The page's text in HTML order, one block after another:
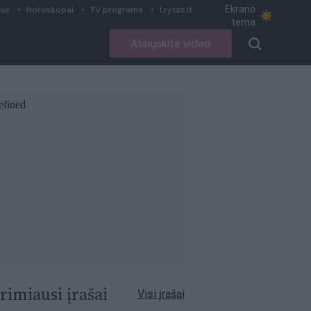
Horoskopai TV programa Lrytas.lt
Ekrano
tema
Atsiųskite video
įrašai Visi įrašai